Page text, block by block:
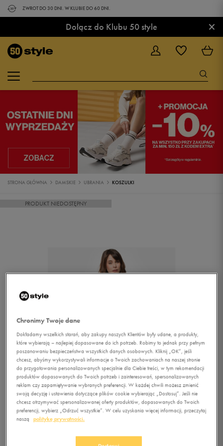
ZWROT DO 30 DNI. W KLUBIE DO 60 DNI.
Dołącz do Klubu 50 style ×
STRONA GŁÓWNA DAMSKIE UBRANIA KOSZULKI
PRODUKT NIEDOSTĘPNY
1/4
Chronimy Twoje dane
Dokładamy wszelkich starań, aby zakupy naszych Klientów były udane, a produkty,
które wybierają – najlepiej dopasowane do ich potrzeb. Robimy to jednak przy pełnym
poszanowaniu bezpieczeństwa wszystkich danych osobowych. Kliknij „OK”, jeśli
chcesz, abyśmy wykorzystywali informacje o Twoich zachowaniach na naszej stronie
do przygotowania personalizowanych specjalnie dla Ciebie treści, w tym rekomendacji
produktów dopasowanych do Twoich potrzeb i zainteresowań, spersonalizowanych
reklam czy zapamiętywanie wybranych preferencji. W każdej chwili możesz zmienić
swoją decyzję i ustawienia dotyczące plików cookie wybierając „Dostosuj”. Jeśli nie
chcesz otrzymywać spersonalizowanej oferty produktów, dopasowanych do Twoich
preferencji, wybierz „Odrzuć wszystkie”. W celu uzyskania więcej informacji, przeczytaj
naszą
politykę prywatności.